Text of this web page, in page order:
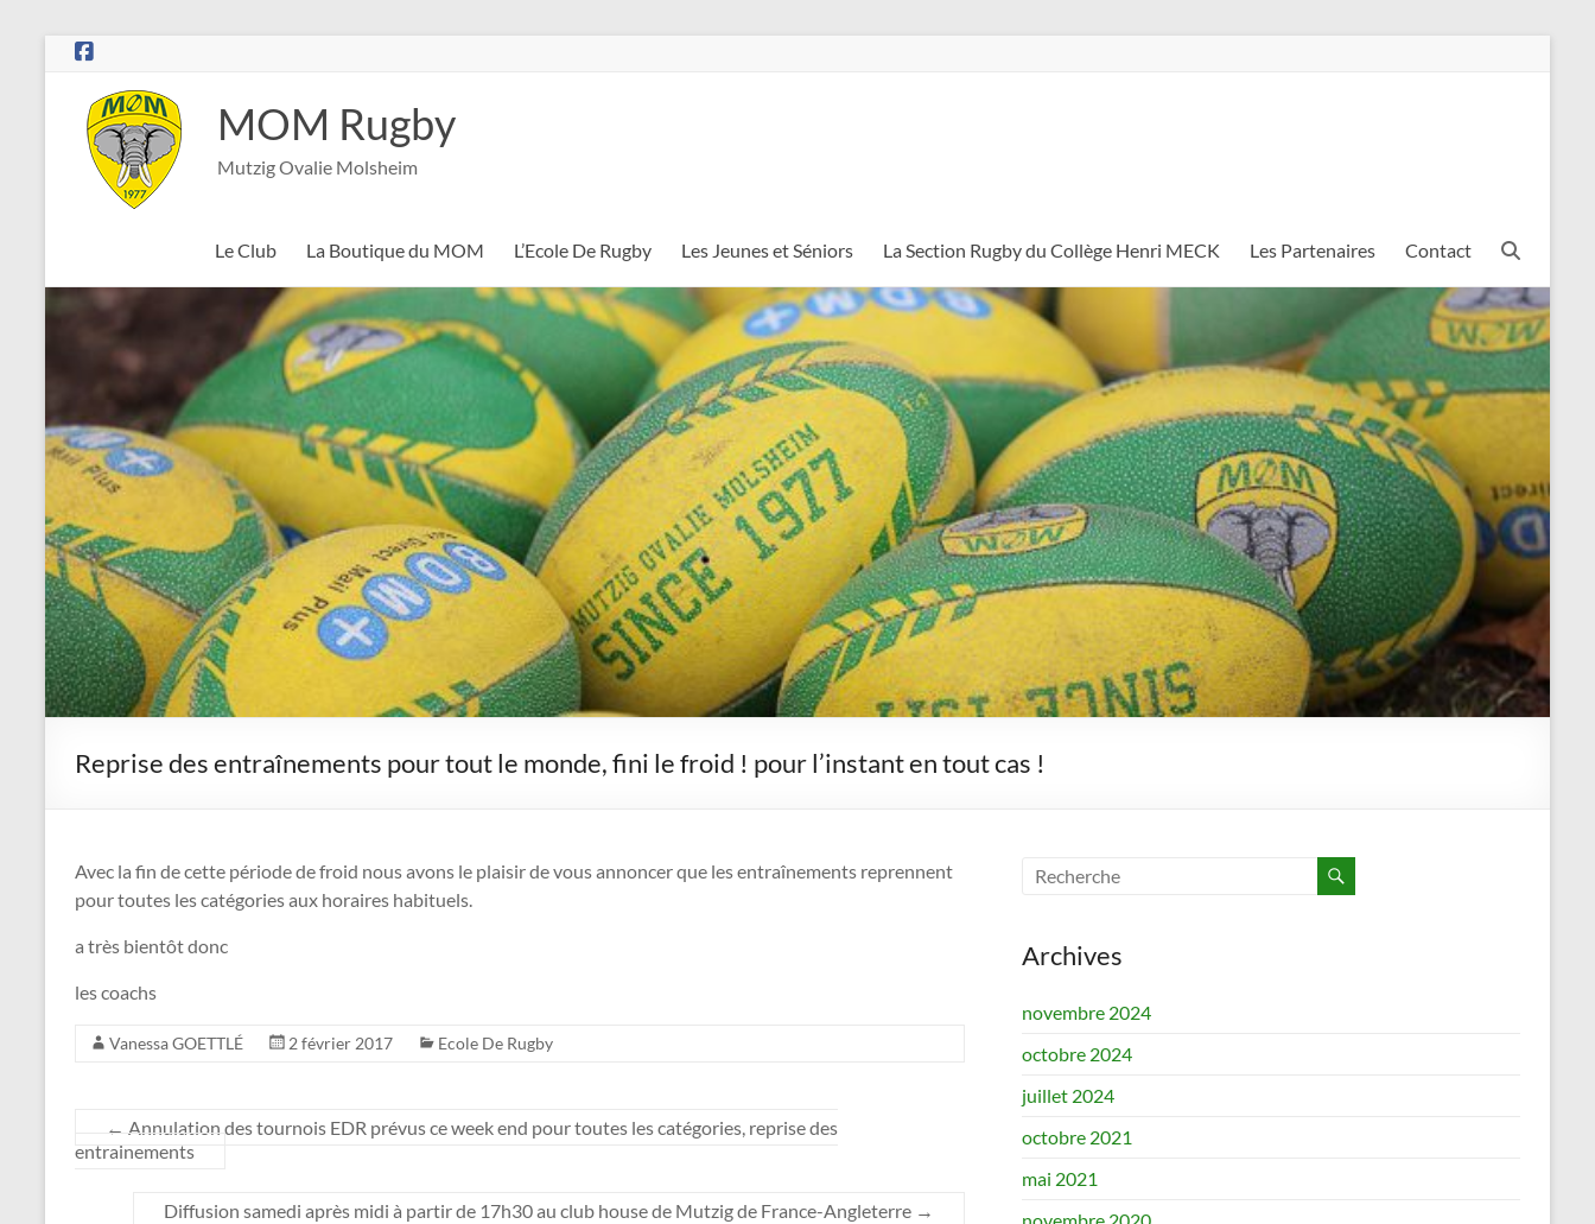
Aller
contenu
MOM Rugby
Mutzig Ovalie Molsheim
Le Club La Boutique du MOM L’Ecole De Rugby Les Jeunes et Séniors La Section Rugby du Collège Henri MECK Les Partenaires Contact
Reprise des entraînements pour tout le monde, fini le froid ! pour l’instant en tout cas !
Avec la fin de cette période de froid nous avons le plaisir de vous annoncer que les entraînements reprennent
pour toutes les catégories aux horaires habituels.
a très bientôt donc
les coachs
Vanessa GOETTLÉ 2 février 2017 Ecole De Rugby
← Annulation des tournois EDR prévus ce week end pour toutes les catégories, reprise des
entrainements
Diffusion samedi après midi à partir de 17h30 au club house de Mutzig de France-Angleterre →
Archives
novembre 2024
octobre 2024
juillet 2024
octobre 2021
mai 2021